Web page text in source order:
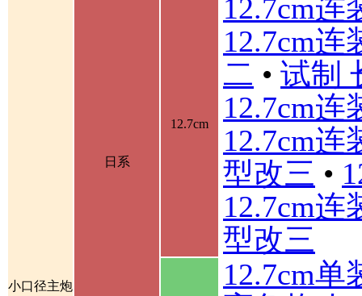
小口径主炮
日系
12.7cm
12.7cm连
12.7cm连
二 • 试制
12.7cm连
12.7cm连
型改三 •
12.7cm连
型改三
12.7cm